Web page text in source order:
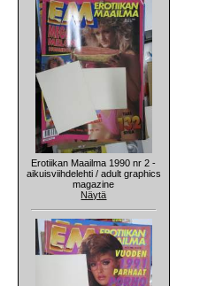
Erotiikan Maailma 1990 nr 2 -
aikuisviihdelehti / adult graphics
magazine
Näytä